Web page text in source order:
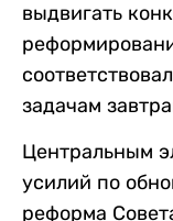
выдвигать
задачам
Центральным
усилий по
реформа